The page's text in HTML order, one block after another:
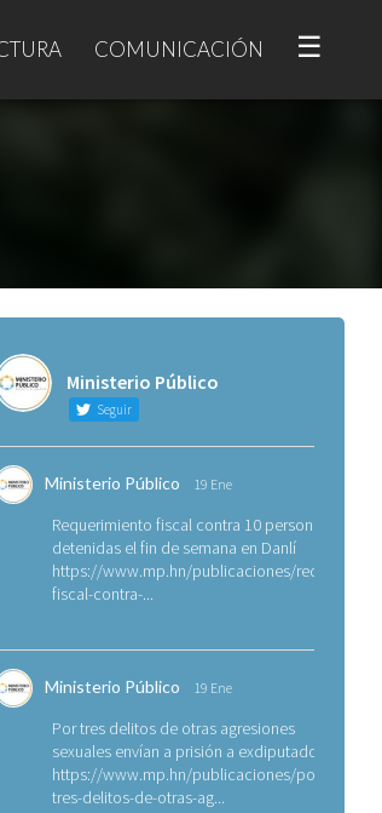
COMUNICACIÓN ☰
Ministerio Público
Seguir
Ministerio Público 19 Ene
Requerimiento fiscal contra 10 personas
detenidas el fin de semana en Danlí
https://www.mp.hn/publicaciones/
fiscal-contra-...
Ministerio Público 19 Ene
Por tres delitos de otras agresiones
sexuales envían a prisión a exdiputado
https://www.mp.hn/publicaciones/por-
tres-delitos-de-otras-ag...